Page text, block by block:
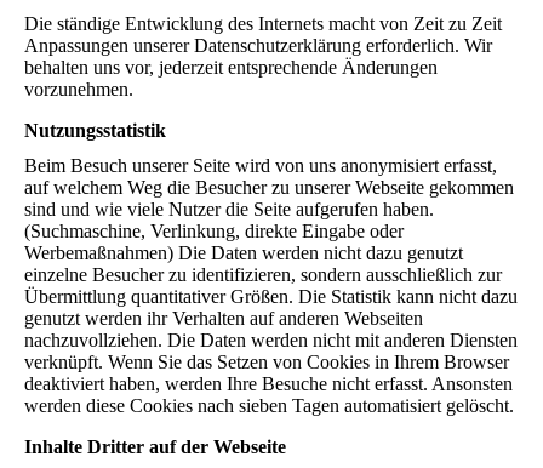
Die ständige Entwicklung des Internets macht von Zeit zu Zeit
Anpassungen unserer Datenschutzerklärung erforderlich. Wir
behalten uns vor, jederzeit entsprechende Änderungen
vorzunehmen.
Nutzungsstatistik
Beim Besuch unserer Seite wird von uns anonymisiert erfasst,
auf welchem Weg die Besucher zu unserer Webseite gekommen
sind und wie viele Nutzer die Seite aufgerufen haben.
(Suchmaschine, Verlinkung, direkte Eingabe oder
Werbemaßnahmen) Die Daten werden nicht dazu genutzt
einzelne Besucher zu identifizieren, sondern ausschließlich zur
Übermittlung quantitativer Größen. Die Statistik kann nicht dazu
genutzt werden ihr Verhalten auf anderen Webseiten
nachzuvollziehen. Die Daten werden nicht mit anderen Diensten
verknüpft. Wenn Sie das Setzen von Cookies in Ihrem Browser
deaktiviert haben, werden Ihre Besuche nicht erfasst. Ansonsten
werden diese Cookies nach sieben Tagen automatisiert gelöscht.
Inhalte Dritter auf der Webseite